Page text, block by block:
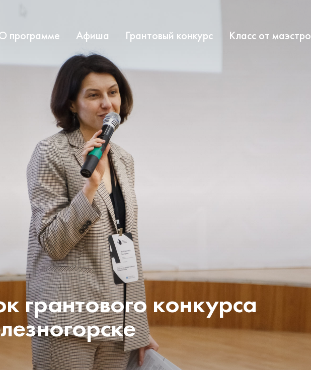
программе Афиша Грантовый конкурс Класс от маэстро
грантового конкурса